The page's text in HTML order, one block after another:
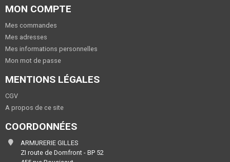
MON COMPTE
Mes commandes
Mes adresses
Mes informations personnelles
Mon mot de passe
MENTIONS LÉGALES
CGV
A propos de ce site
COORDONNÉES
ARMURERIE GILLES
ZI route de Domfront - BP 52